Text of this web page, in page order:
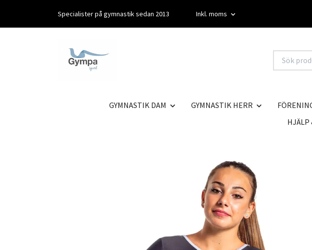
Specialister på gymnastik sedan 2013 Inkl. moms
GYMNASTIK DAM GYMNASTIK HERR
HJÄLP